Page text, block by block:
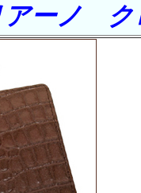
アーノ ク